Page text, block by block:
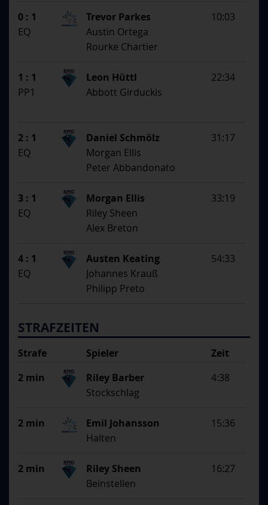
1. Assistent
2. Assistent
SS
0 : 1 10:03
Trevor Parkes
Austin Ortega
Rourke Chartier
EQ
1 : 1 22:34
Leon Hüttl
Abbott Girduckis
PP1
2 : 1 31:17
Daniel Schmölz
Morgan Ellis
Peter Abbandonato
EQ
3 : 1 33:19
Morgan Ellis
Riley Sheen
Alex Breton
EQ
4 : 1 54:33
Austen Keating
Johannes Krauß
Philipp Preto
EQ
STRAFZEITEN
Strafe Zeit
Spieler
Begründung
2 min 4:38
Riley Barber
Stockschlag
2 min 15:36
Emil Johansson
Halten
2 min 16:27
Riley Sheen
Beinstellen